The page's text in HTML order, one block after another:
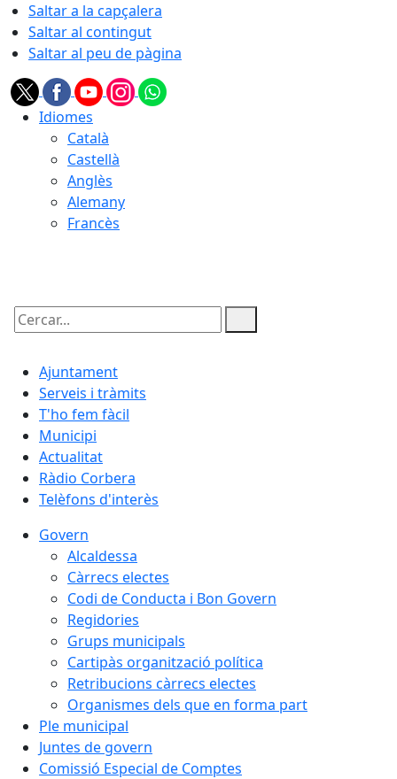
Saltar a la capçalera
Saltar al contingut
Saltar al peu de pàgina
Idiomes
Català
Castellà
Anglès
Alemany
Francès
Cercar:
Ajuntament
Serveis i tràmits
T'ho fem fàcil
Municipi
Actualitat
Ràdio Corbera
Telèfons d'interès
Govern
Alcaldessa
Càrrecs electes
Codi de Conducta i Bon Govern
Regidories
Grups municipals
Cartipàs organització política
Retribucions càrrecs electes
Organismes dels que en forma part
Ple municipal
Juntes de govern
Comissió Especial de Comptes